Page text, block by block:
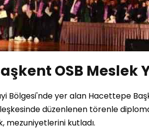
OSB
Bölgesi'nde yer alan Hacettepe
düzenlenen törenle
mezuniyetlerini kutladı.